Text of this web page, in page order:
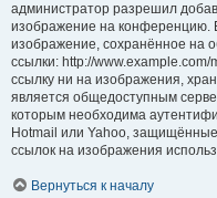
администратор разрешил
изображение на конференцию.
изображение, сохранённое на
ссылки: http://
ссылку ни на изображения,
является общедоступным
которым необходима
Hotmail или Yahoo,
ссылок на изображения
Вернуться к началу